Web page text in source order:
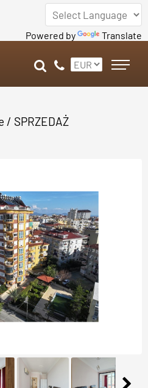
Powered by Translate
/ SPRZEDAŻ